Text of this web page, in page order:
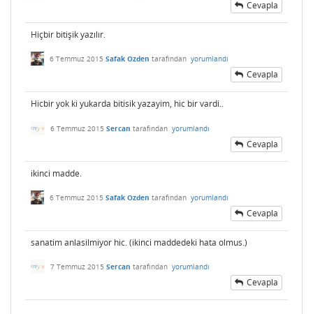
Cevapla
Hiçbir bitişik yazılır.
6 Temmuz 2015 Safak Ozden tarafından yorumlandı
Cevapla
Hicbir yok ki yukarda bitisik yazayim, hic bir vardi..
6 Temmuz 2015 Sercan tarafından yorumlandı
Cevapla
ikinci madde.
6 Temmuz 2015 Safak Ozden tarafından yorumlandı
Cevapla
sanatim anlasilmiyor hic. (ikinci maddedeki hata olmus.)
7 Temmuz 2015 Sercan tarafından yorumlandı
Cevapla